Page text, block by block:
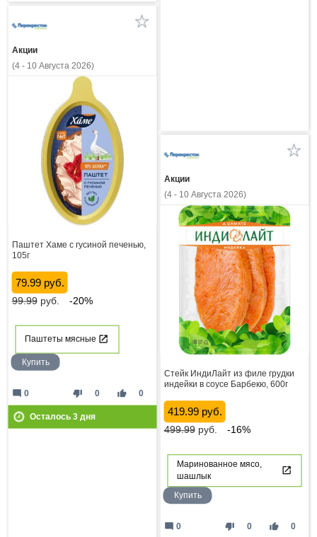
Акции
(4 - 10 Августа 2026)
Паштет Хаме с гусиной печенью,
105г
79.99 руб.
99.99руб. -20%
Паштеты мясные
Купить
thumb_down 0 thumb_up 0
mode_comment 0
Осталось 3дня
Акции
(4 - 10 Августа 2026)
Стейк ИндиЛайт из филе грудки
индейки в соусе Барбекю, 600г
419.99 руб.
499.99руб. -16%
Маринованное мясо,
шашлык
Купить
thumb_down 0 thumb_up 0
mode_comment 0